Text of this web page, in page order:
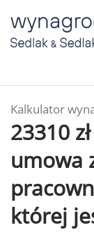
Kalkulator
23310
umowa
której